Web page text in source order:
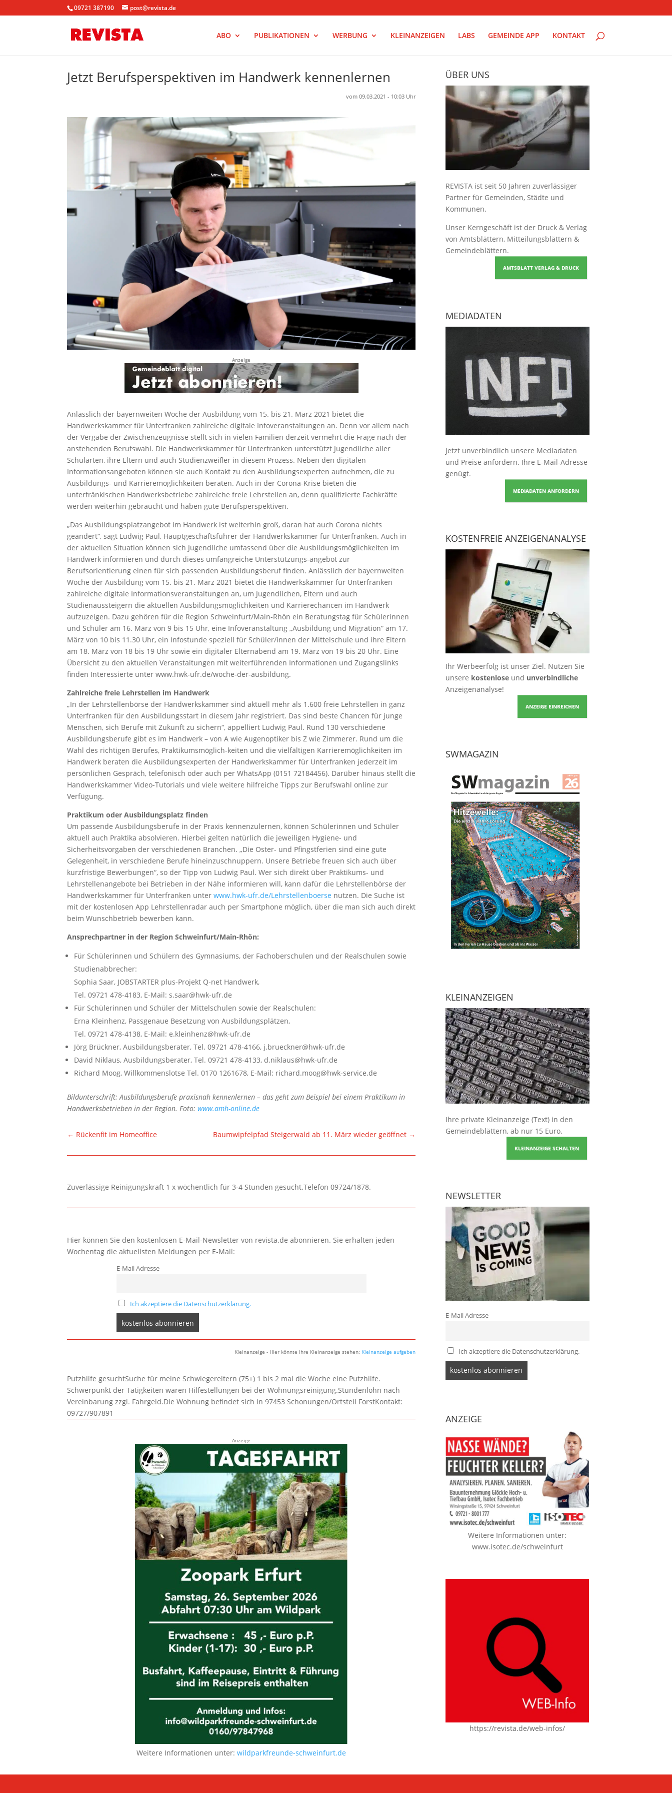
09721 387190 post@revista.de
ABO PUBLIKATIONEN WERBUNG KLEINANZEIGEN LABS GEMEINDE APP KONTAKT
Jetzt Berufsperspektiven im Handwerk kennenlernen
vom 09.03.2021 - 10:03 Uhr
Anzeige
Anlässlich der bayernweiten Woche der Ausbildung vom 15. bis 21. März 2021 bietet die
Handwerkskammer für Unterfranken zahlreiche digitale Infoveranstaltungen an. Denn vor allem nach
der Vergabe der Zwischenzeugnisse stellt sich in vielen Familien derzeit vermehrt die Frage nach der
anstehenden Berufswahl. Die Handwerkskammer für Unterfranken unterstützt Jugendliche aller
Schularten, ihre Eltern und auch Studienzweifler in diesem Prozess. Neben den digitalen
Informationsangeboten können sie auch Kontakt zu den Ausbildungsexperten aufnehmen, die zu
Ausbildungs- und Karrieremöglichkeiten beraten. Auch in der Corona-Krise bieten die
unterfränkischen Handwerksbetriebe zahlreiche freie Lehrstellen an, denn qualifizierte Fachkräfte
werden weiterhin gebraucht und haben gute Berufsperspektiven.
„Das Ausbildungsplatzangebot im Handwerk ist weiterhin groß, daran hat auch Corona nichts
geändert“, sagt Ludwig Paul, Hauptgeschäftsführer der Handwerkskammer für Unterfranken. Auch in
der aktuellen Situation können sich Jugendliche umfassend über die Ausbildungsmöglichkeiten im
Handwerk informieren und durch dieses umfangreiche Unterstützungs-angebot zur
Berufsorientierung einen für sich passenden Ausbildungsberuf finden. Anlässlich der bayernweiten
Woche der Ausbildung vom 15. bis 21. März 2021 bietet die Handwerkskammer für Unterfranken
zahlreiche digitale Informationsveranstaltungen an, um Jugendlichen, Eltern und auch
Studienaussteigern die aktuellen Ausbildungsmöglichkeiten und Karrierechancen im Handwerk
aufzuzeigen. Dazu gehören für die Region Schweinfurt/Main-Rhön ein Beratungstag für Schülerinnen
und Schüler am 16. März von 9 bis 15 Uhr, eine Infoveranstaltung „Ausbildung und Migration“ am 17.
März von 10 bis 11.30 Uhr, ein Infostunde speziell für Schüler/innen der Mittelschule und ihre Eltern
am 18. März von 18 bis 19 Uhr sowie ein digitaler Elternabend am 19. März von 19 bis 20 Uhr. Eine
Übersicht zu den aktuellen Veranstaltungen mit weiterführenden Informationen und Zugangslinks
finden Interessierte unter www.hwk-ufr.de/woche-der-ausbildung.
Zahlreiche freie Lehrstellen im Handwerk
„In der Lehrstellenbörse der Handwerkskammer sind aktuell mehr als 1.600 freie Lehrstellen in ganz
Unterfranken für den Ausbildungsstart in diesem Jahr registriert. Das sind beste Chancen für junge
Menschen, sich Berufe mit Zukunft zu sichern“, appelliert Ludwig Paul. Rund 130 verschiedene
Ausbildungsberufe gibt es im Handwerk – von A wie Augenoptiker bis Z wie Zimmerer. Rund um die
Wahl des richtigen Berufes, Praktikumsmöglich-keiten und die vielfältigen Karrieremöglichkeiten im
Handwerk beraten die Ausbildungsexperten der Handwerkskammer für Unterfranken jederzeit im
persönlichen Gespräch, telefonisch oder auch per WhatsApp (0151 72184456). Darüber hinaus stellt die
Handwerkskammer Video-Tutorials und viele weitere hilfreiche Tipps zur Berufswahl online zur
Verfügung.
Praktikum oder Ausbildungsplatz finden
Um passende Ausbildungsberufe in der Praxis kennenzulernen, können Schülerinnen und Schüler
aktuell auch Praktika absolvieren. Hierbei gelten natürlich die jeweiligen Hygiene- und
Sicherheitsvorgaben der verschiedenen Branchen. „Die Oster- und Pfingstferien sind eine gute
Gelegenheit, in verschiedene Berufe hineinzuschnuppern. Unsere Betriebe freuen sich auch über
kurzfristige Bewerbungen“, so der Tipp von Ludwig Paul. Wer sich direkt über Praktikums- und
Lehrstellenangebote bei Betrieben in der Nähe informieren will, kann dafür die Lehrstellenbörse der
Handwerkskammer für Unterfranken unterwww.hwk-ufr.de/Lehrstellenboerse nutzen. Die Suche ist
mit der kostenlosen App Lehrstellenradar auch per Smartphone möglich, über die man sich auch direkt
beim Wunschbetrieb bewerben kann.
Ansprechpartner in der Region Schweinfurt/Main-Rhön:
Für Schülerinnen und Schülern des Gymnasiums, der Fachoberschulen und der Realschulen sowie
Studienabbrecher:
Sophia Saar, JOBSTARTER plus-Projekt Q-net Handwerk,
Tel. 09721 478-4183, E-Mail: s.saar@hwk-ufr.de
Für Schülerinnen und Schüler der Mittelschulen sowie der Realschulen:
Erna Kleinhenz, Passgenaue Besetzung von Ausbildungsplätzen,
Tel. 09721 478-4138, E-Mail: e.kleinhenz@hwk-ufr.de
Jörg Brückner, Ausbildungsberater, Tel. 09721 478-4166, j.brueckner@hwk-ufr.de
David Niklaus, Ausbildungsberater, Tel. 09721 478-4133, d.niklaus@hwk-ufr.de
Richard Moog, Willkommenslotse Tel. 0170 1261678, E-Mail: richard.moog@hwk-service.de
Bildunterschrift: Ausbildungsberufe praxisnah kennenlernen – das geht zum Beispiel bei einem Praktikum in
Handwerksbetrieben in der Region. Foto:www.amh-online.de
← Rückenfit im Homeoffice Baumwipfelpfad Steigerwald ab 11. März wieder geöffnet →
Zuverlässige Reinigungskraft 1 x wöchentlich für 3-4 Stunden gesucht.Telefon 09724/1878.
Hier können Sie den kostenlosen E-Mail-Newsletter von revista.de abonnieren. Sie erhalten jeden
Wochentag die aktuellsten Meldungen per E-Mail:
E-Mail Adresse
Ich akzeptiere die Datenschutzerklärung.
Kleinanzeige - Hier könnte Ihre Kleinanzeige stehen: Kleinanzeige aufgeben
Putzhilfe gesuchtSuche für meine Schwiegereltern (75+) 1 bis 2 mal die Woche eine Putzhilfe.
Schwerpunkt der Tätigkeiten wären Hilfestellungen bei der Wohnungsreinigung.Stundenlohn nach
Vereinbarung zzgl. Fahrgeld.Die Wohnung befindet sich in 97453 Schonungen/Ortsteil ForstKontakt:
09727/907891
Anzeige
Weitere Informationen unter:wildparkfreunde-schweinfurt.de
ÜBER UNS
REVISTA ist seit 50 Jahren zuverlässiger
Partner für Gemeinden, Städte und
Kommunen.
Unser Kerngeschäft ist der Druck & Verlag
von Amtsblättern, Mitteilungsblättern &
Gemeindeblättern.
AMTSBLATT VERLAG & DRUCK
MEDIADATEN
Jetzt unverbindlich unsere Mediadaten
und Preise anfordern. Ihre E-Mail-Adresse
genügt.
MEDIADATEN ANFORDERN
KOSTENFREIE ANZEIGENANALYSE
Ihr Werbeerfolg ist unser Ziel. Nutzen Sie
unsere kostenloseund unverbindliche
Anzeigenanalyse!
ANZEIGE EINREICHEN
SWMAGAZIN
KLEINANZEIGEN
Ihre private Kleinanzeige (Text) in den
Gemeindeblättern, ab nur 15 Euro.
KLEINANZEIGE SCHALTEN
NEWSLETTER
E-Mail Adresse
Ich akzeptiere die Datenschutzerklärung.
ANZEIGE
Weitere Informationen unter:
www.isotec.de/schweinfurt
https://revista.de/web-infos/